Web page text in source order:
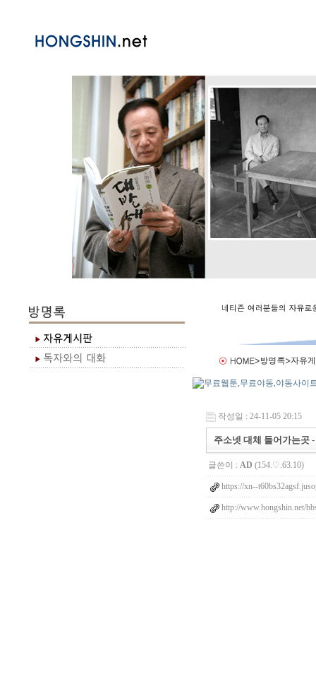
작성일 : 24-11-05 20:15
주소넷 대체 들어가는곳
글쓴이 : AD (154.♡.63.10)
https://xn--
http://www.hongshin.net/